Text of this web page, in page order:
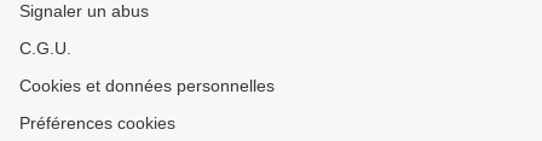
Signaler un abus
C.G.U.
Cookies et données personnelles
Préférences cookies